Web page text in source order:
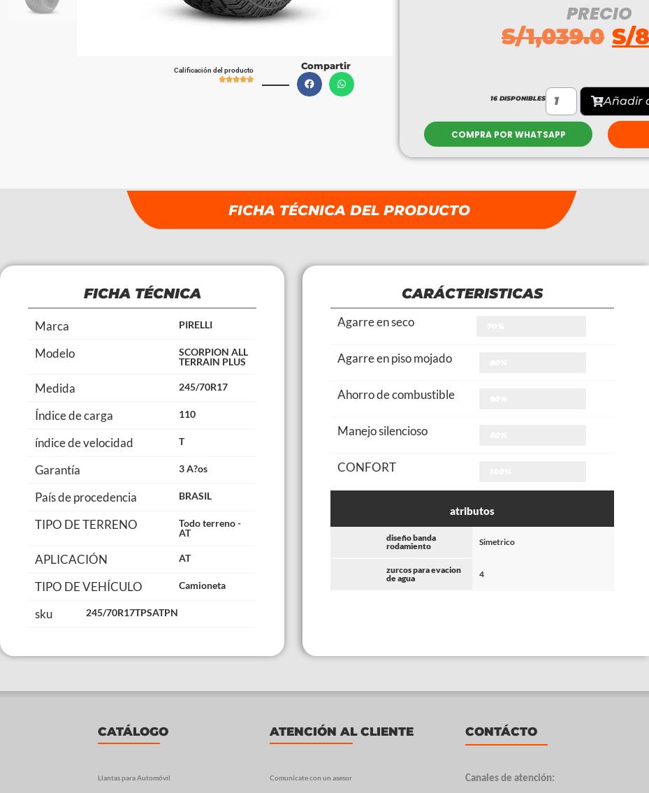
Calificación del producto

Compartir
PRECIO
S/1,039.0 S/
16 DISPONIBLES Añadir
COMPRA POR WHATSAPP
FICHA TÉCNICA DEL PRODUCTO
FICHA TÉCNICA
Marca PIRELLI
Modelo
SCORPION ALL
TERRAIN PLUS
Medida 245/70R17
Índice de carga 110
índice de velocidad T
Garantía 3 A?os
País de procedencia BRASIL
TIPO DE TERRENO
Todo terreno -
AT
APLICACIÓN AT
TIPO DE VEHÍCULO Camioneta
sku 245/70R17TPSATPN
CARÁCTERISTICAS
Agarre en seco
Agarre en piso mojado
Ahorro de combustible
Manejo silencioso
CONFORT
atributos
diseño banda
rodamiento
Simetrico
zurcos para evacion
de agua
4
CATÁLOGO
Llantas para Automóvil
ATENCIÓN AL CLIENTE
Comunícate con un asesor
CONTÁCTO
Canales de atención: